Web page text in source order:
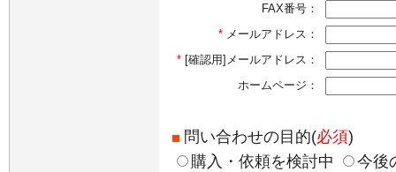
FAX番号：
* メールアドレス：
* [確認用]メールアドレス：
ホームページ：
問い合わせの目的(必須)
購入・依頼を検討中
今後